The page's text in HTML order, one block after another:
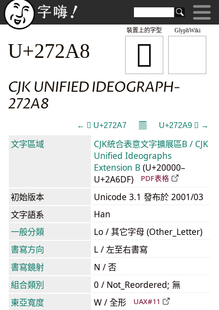
GlyphWiki
𧊨
裝置上的字型
U+272A8
CJK UNIFIED IDEOGRAPH-
272A8
← 𧊧 U+272A7 𝄜 U+272A9 𧊩 →
文字區域
CJK統合表意文字擴展區B / CJK
Unified Ideographs
Extension B (U+20000–
U+2A6DF)
PDF表格
初始版本
Unicode 3.1 發布於 2001/03
文字語系
Han
一般分類
Lo / 其它字母 (Other_Letter)
書寫方向
L / 左至右書寫
書寫鏡射
N / 否
組合類別
0 / Not_Reordered; 無
東亞寬度
W / 全形 UAX#11